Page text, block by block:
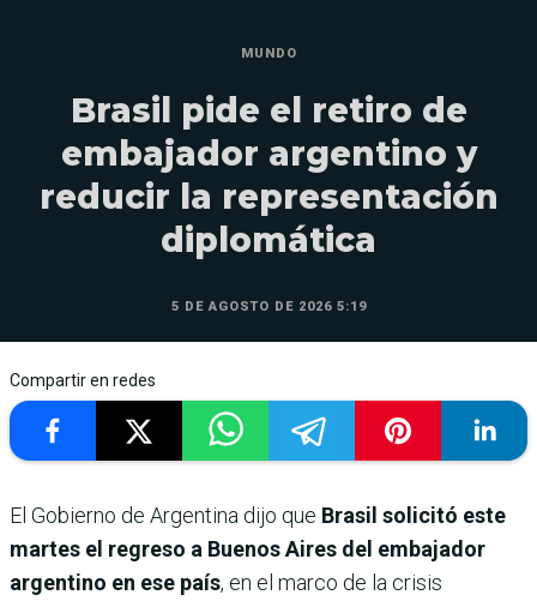
MUNDO
Brasil pide el retiro de
embajador argentino y
reducir la representación
diplomática
5 DE AGOSTO DE 2026 5:19
Compartir en redes
El Gobierno de Argentina dijo que Brasil solicitó este
martes el regreso a Buenos Aires del embajador
argentino en ese país, en el marco de la crisis